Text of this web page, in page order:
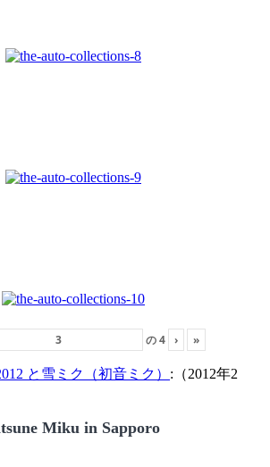
の4 › »
と雪ミク（初音ミク） :（2012年2
Miku in Sapporo